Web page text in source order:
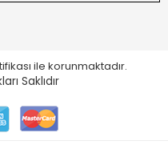
ile korunmaktadır.
Saklıdır